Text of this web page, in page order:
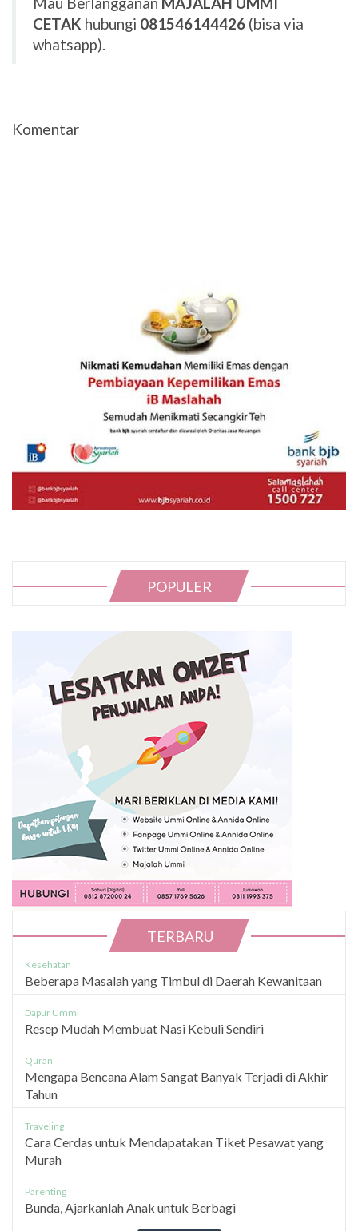
CETAK hubungi 081546144426 (bisa via
whatsapp).
Komentar
POPULER
TERBARU
Kesehatan
Beberapa Masalah yang Timbul di Daerah Kewanitaan
Dapur Ummi
Resep Mudah Membuat Nasi Kebuli Sendiri
Quran
Mengapa Bencana Alam Sangat Banyak Terjadi di Akhir
Tahun
Traveling
Cara Cerdas untuk Mendapatakan Tiket Pesawat yang
Murah
Parenting
Bunda, Ajarkanlah Anak untuk Berbagi